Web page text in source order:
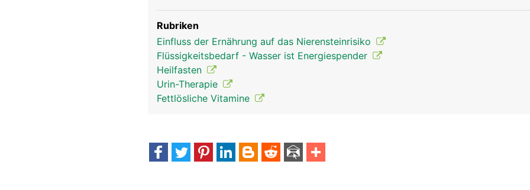
Rubriken
Einfluss der Ernährung auf das Nierensteinrisiko
Flüssigkeitsbedarf - Wasser ist Energiespender
Heilfasten
Urin-Therapie
Fettlösliche Vitamine